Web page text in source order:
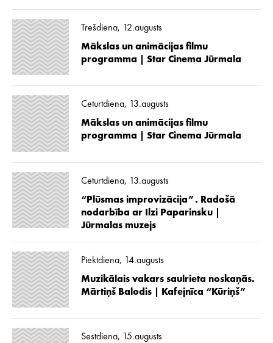
Trešdiena, 12.augusts
Mākslas un animācijas filmu
programma | Star Cinema Jūrmala
Ceturtdiena, 13.augusts
Mākslas un animācijas filmu
programma | Star Cinema Jūrmala
Ceturtdiena, 13.augusts
“Plūsmas improvizācija”. Radošā
nodarbība ar Ilzi Paparinsku |
Jūrmalas muzejs
Piektdiena, 14.augusts
Muzikālais vakars saulrieta noskaņās.
Mārtiņš Balodis | Kafejnīca “Kūriņš”
Sestdiena, 15.augusts